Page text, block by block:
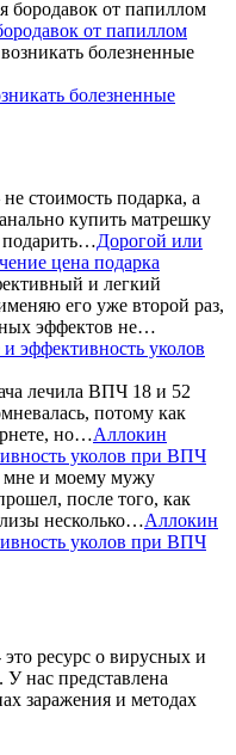
от папиллом
болезненные
стоимость подарка, а
купить матрешку
Дорогой или
цена подарка
и легкий
его уже второй раз,
эффектов не…
эффективность уколов
лечила ВПЧ 18 и 52
потому как
но…Аллокин
уколов при ВПЧ
и моему мужу
после того, как
несколько…Аллокин
уколов при ВПЧ
ресурс о вирусных и
нас представлена
заражения и методах